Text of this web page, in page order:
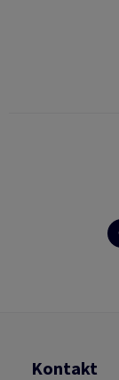
Kontakt